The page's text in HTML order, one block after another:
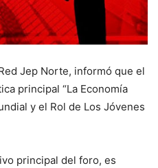
Jep Norte, informó que el
principal “La Economía
y el Rol de Los Jóvenes
principal del foro, es